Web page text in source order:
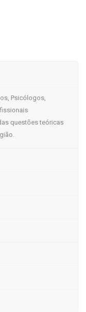
Psicólogos,
questões teóricas